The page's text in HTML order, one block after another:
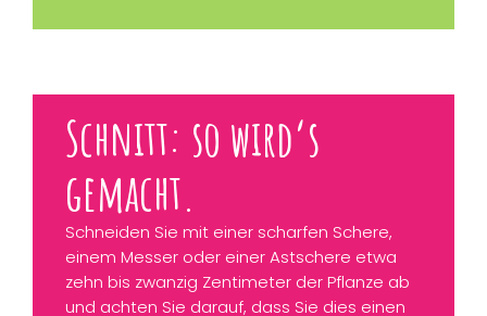
Schnitt: so wird‘s
gemacht.
Schneiden Sie mit einer scharfen Schere,
einem Messer oder einer Astschere etwa
zehn bis zwanzig Zentimeter der Pflanze ab
und achten Sie darauf, dass Sie dies einen